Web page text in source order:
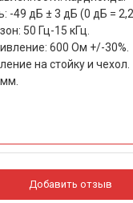
-49 дБ ± 3 дБ (0 дБ =
50 Гц-15 кГц.
600 Ом +/-30%.
на стойку и чехол.
Добавить отзыв